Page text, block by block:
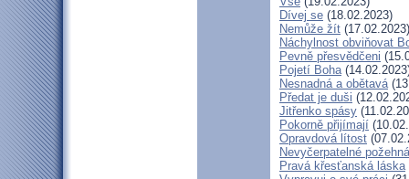
Dívej se (18.02.2023)
Nemůže žít (17.02.2023)
Náchylnost obviňovat
Pevně přesvědčeni
Pojetí Boha
Nesnadná a obětavá
Předat je duši
Jitřenko spásy
Pokorně přijímají
Opravdová lítost
Nevyčerpatelné
Pravá křesťanská láska